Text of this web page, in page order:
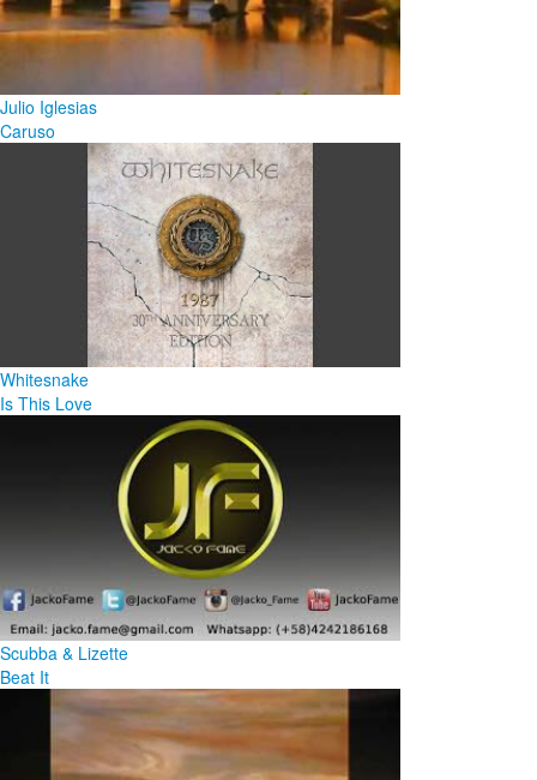
Julio Iglesias
Caruso
Whitesnake
Is This Love
Scubba & Lizette
Beat It